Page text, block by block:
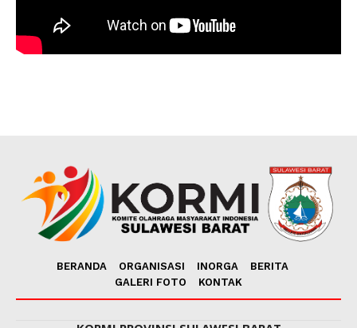
BERANDA ORGANISASI INORGA
BERITA
GALERI FOTO
KONTAK